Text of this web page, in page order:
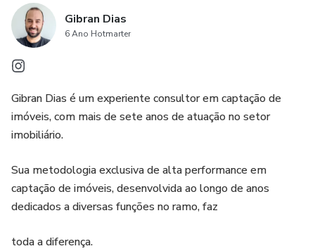
E não tem problema algum se você não é do mercado
imobiliário. Você irá aprender:
> Noções gerais do Mercado Imobiliário
> Locação
> Vendas
> Mercado da Captação
> Captação de Imóveis
> Carreira na Captação
Gibran Dias
6 Ano Hotmarter
Gibran Dias é um experiente consultor em captação de
imóveis, com mais de sete anos de atuação no setor
imobiliário.
Sua metodologia exclusiva de alta performance em
captação de imóveis, desenvolvida ao longo de anos
dedicados a diversas funções no ramo, faz
toda a diferença.